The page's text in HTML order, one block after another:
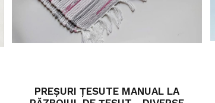
PREȘURI ȚESUTE MANUAL LA